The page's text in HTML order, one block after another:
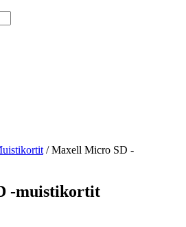
/ Maxell Micro SD -
-muistikortit